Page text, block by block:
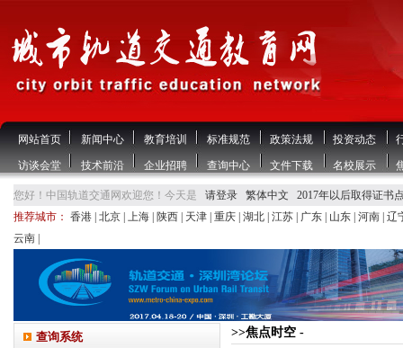
网站首页 新闻中心 教育培训 标准规范 政策法规 投资动态
访谈会堂 技术前沿 企业招聘 查询中心 文件下载 名校展示
您好！中国轨道交通网欢迎您！今天是 请登录 繁体中文
2017年以后取得证书
推荐城市： 香港 北京 上海 陕西 天津 重庆 湖北 江苏 广东 山东 河南 辽
云南
查询系统 >>焦点时空 -